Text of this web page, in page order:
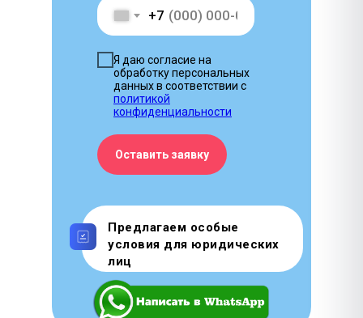
+7
Я даю согласие на
обработку персональных
данных в соответствии с
политикой
конфиденциальности
Оставить заявку
Предлагаем особые
условия для юридических
лиц